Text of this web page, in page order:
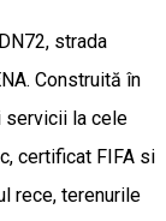
strada
Construită în
servicii la cele
certificat FIFA si
rece, terenurile